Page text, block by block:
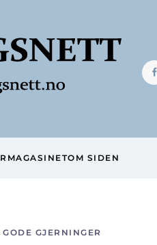
MAGASINETOM SIDEN
GJERNINGER